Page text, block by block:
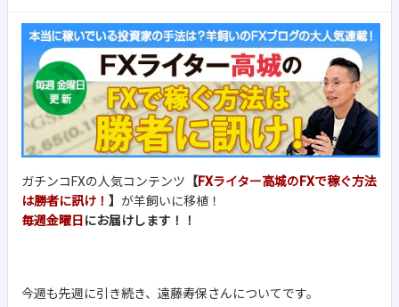
ガチンコFXの人気コンテンツ 【 FXライター高城のFXで稼ぐ方法
は勝者に訊け！ 】 が羊飼いに移植！
毎週金曜日 にお届けします！！
今週も先週に引き続き、遠藤寿保さんについてです。